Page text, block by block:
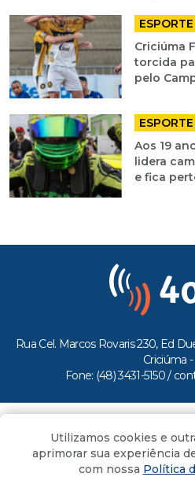
ESPORTE
Criciúma
torcida
pelo
ESPORTE
Aos 19
lidera
e fica
Rua Cel. Marcos Rovaris 230, Ed
Criciúma -
Fone: (48) 3431-5150 /
Todos os direitos
Utilizamos cookies e
aprimorar sua experiência
com nossa Política